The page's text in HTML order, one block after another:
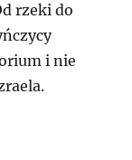
rzeki do
i nie